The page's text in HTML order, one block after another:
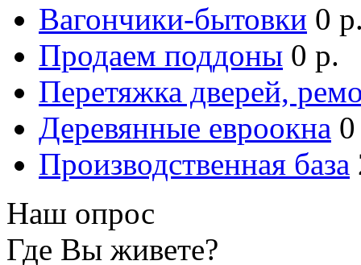
Вагончики-бытовки 0
Продаем поддоны 0 р.
Перетяжка дверей,
Деревянные евроокна
Производственная база
Наш опрос
Где Вы живете?